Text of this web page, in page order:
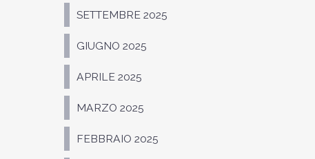
SETTEMBRE 2025
GIUGNO 2025
APRILE 2025
MARZO 2025
FEBBRAIO 2025